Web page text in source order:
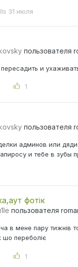
31 июля
пользователя
и
1
пользователя
админов или
и тебе в зубы
фотік
пользователя
в мене пару тижнів
шо переболіє
1